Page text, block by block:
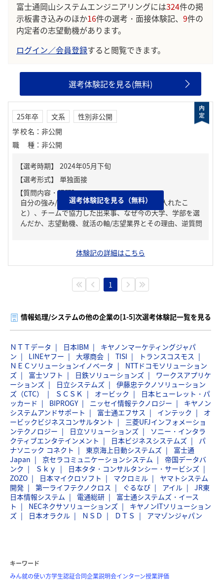
富士通岡山システムエンジニアリングには324件の掲
示板書き込みのほか16件の選考・面接体験記、 9件の
内定者の志望動機があります。
ログイン／会員登録すると閲覧できます。
選考体験記を見る(無料)
25年卒 文系
性別非公開
学校名 ： 非公開
職種 ： 非公開
【質問内容・課題】
自分の強み/弱み、ガクチカ（学生時代に力を入れたこ
と）、チームで協力した出来事、なぜ今の大学、学部を選
んだか、志望動機、就活の軸/志望業界とその理由、逆質問
選考体験記を見る（無料）
体験記の詳細はこちら
1
情報処理/システムの他の企業の[1-5]次選考体験記一覧を見る
ＮＴＴデータ 日本IBM
キヤノンマーケティングジャパ
ン
LINEヤフー 大塚商会 TISI
トランスコスモス
ＮＥＣソリューションイノベータ
NTTドコモソリューション
ズ
富士ソフト 日鉄ソリューションズ
ワークスアプリケ
ーションズ
日立システムズ
伊藤忠テクノソリューション
ズ（CTC）
ＳＣＳＫ オービック
日本ヒューレット・パ
ッカード
BIPROGY ニッセイ情報テクノロジー
キヤノン
システムアンドサポート
富士通エフサス インテック
オ
ービックビジネスコンサルタント
三菱UFJインフォメーショ
ンテクノロジー
日立ソリューションズ
ソニー・インタラ
クティブエンタテインメント
日本ビジネスシステムズ
パ
ナソニック コネクト
東京海上日動システムズ
富士通
Japan
京セラコミュニケーションシステム
帝国データバ
ンク
Ｓｋｙ
日本タタ・コンサルタンシー・サービシズ
ZOZO
日本マイクロソフト マクロミル
ヤマトシステム
開発
第一ライフテクノクロス ぐるなび アイル
JR東
日本情報システム
電通総研
富士通システムズ・イース
ト
NECネクサソリューションズ
キヤノンITソリューション
ズ
日本オラクル ＮＳＤ ＤＴＳ アマゾンジャパン
キーワード
みん就の使い方学生認証合同企業説明会インターン授業評価